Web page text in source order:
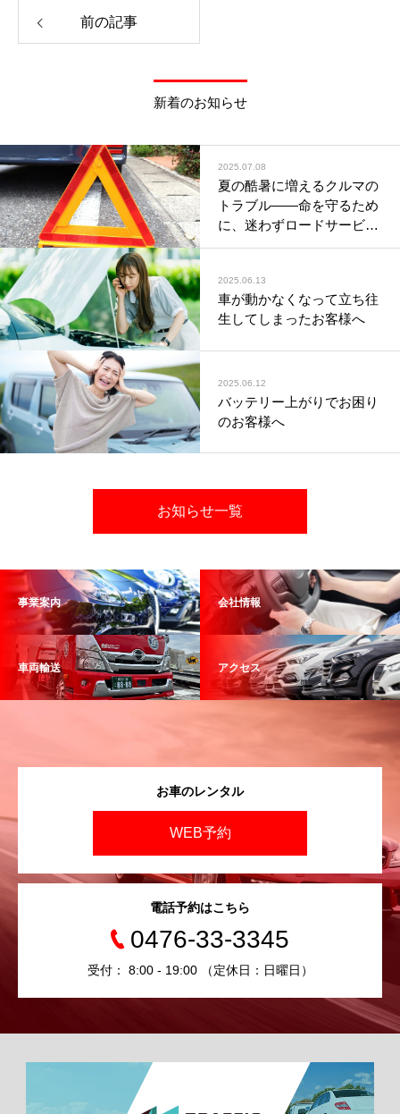
前の記事
新着のお知らせ
2025.07.08
夏の酷暑に増えるクルマの
トラブル――命を守るため
に、迷わずロードサービス
を
2025.06.13
車が動かなくなって立ち往
生してしまったお客様へ
2025.06.12
バッテリー上がりでお困り
のお客様へ
お知らせ一覧
事業案内 会社情報
車両輸送 アクセス
お車のレンタル
WEB予約
電話予約はこちら
0476-33-3345
受付： 8:00 - 19:00 （定休日：日曜日）